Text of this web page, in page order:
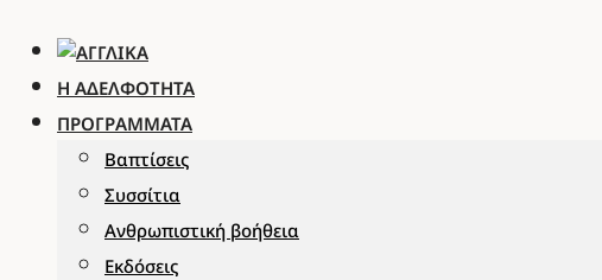
Η ΑΔΕΛΦΌΤΗΤΑ
ΠΡΟΓΡΆΜΜΑΤΑ
Βαπτίσεις
Συσσίτια
Ανθρωπιστική βοήθεια
Εκδόσεις